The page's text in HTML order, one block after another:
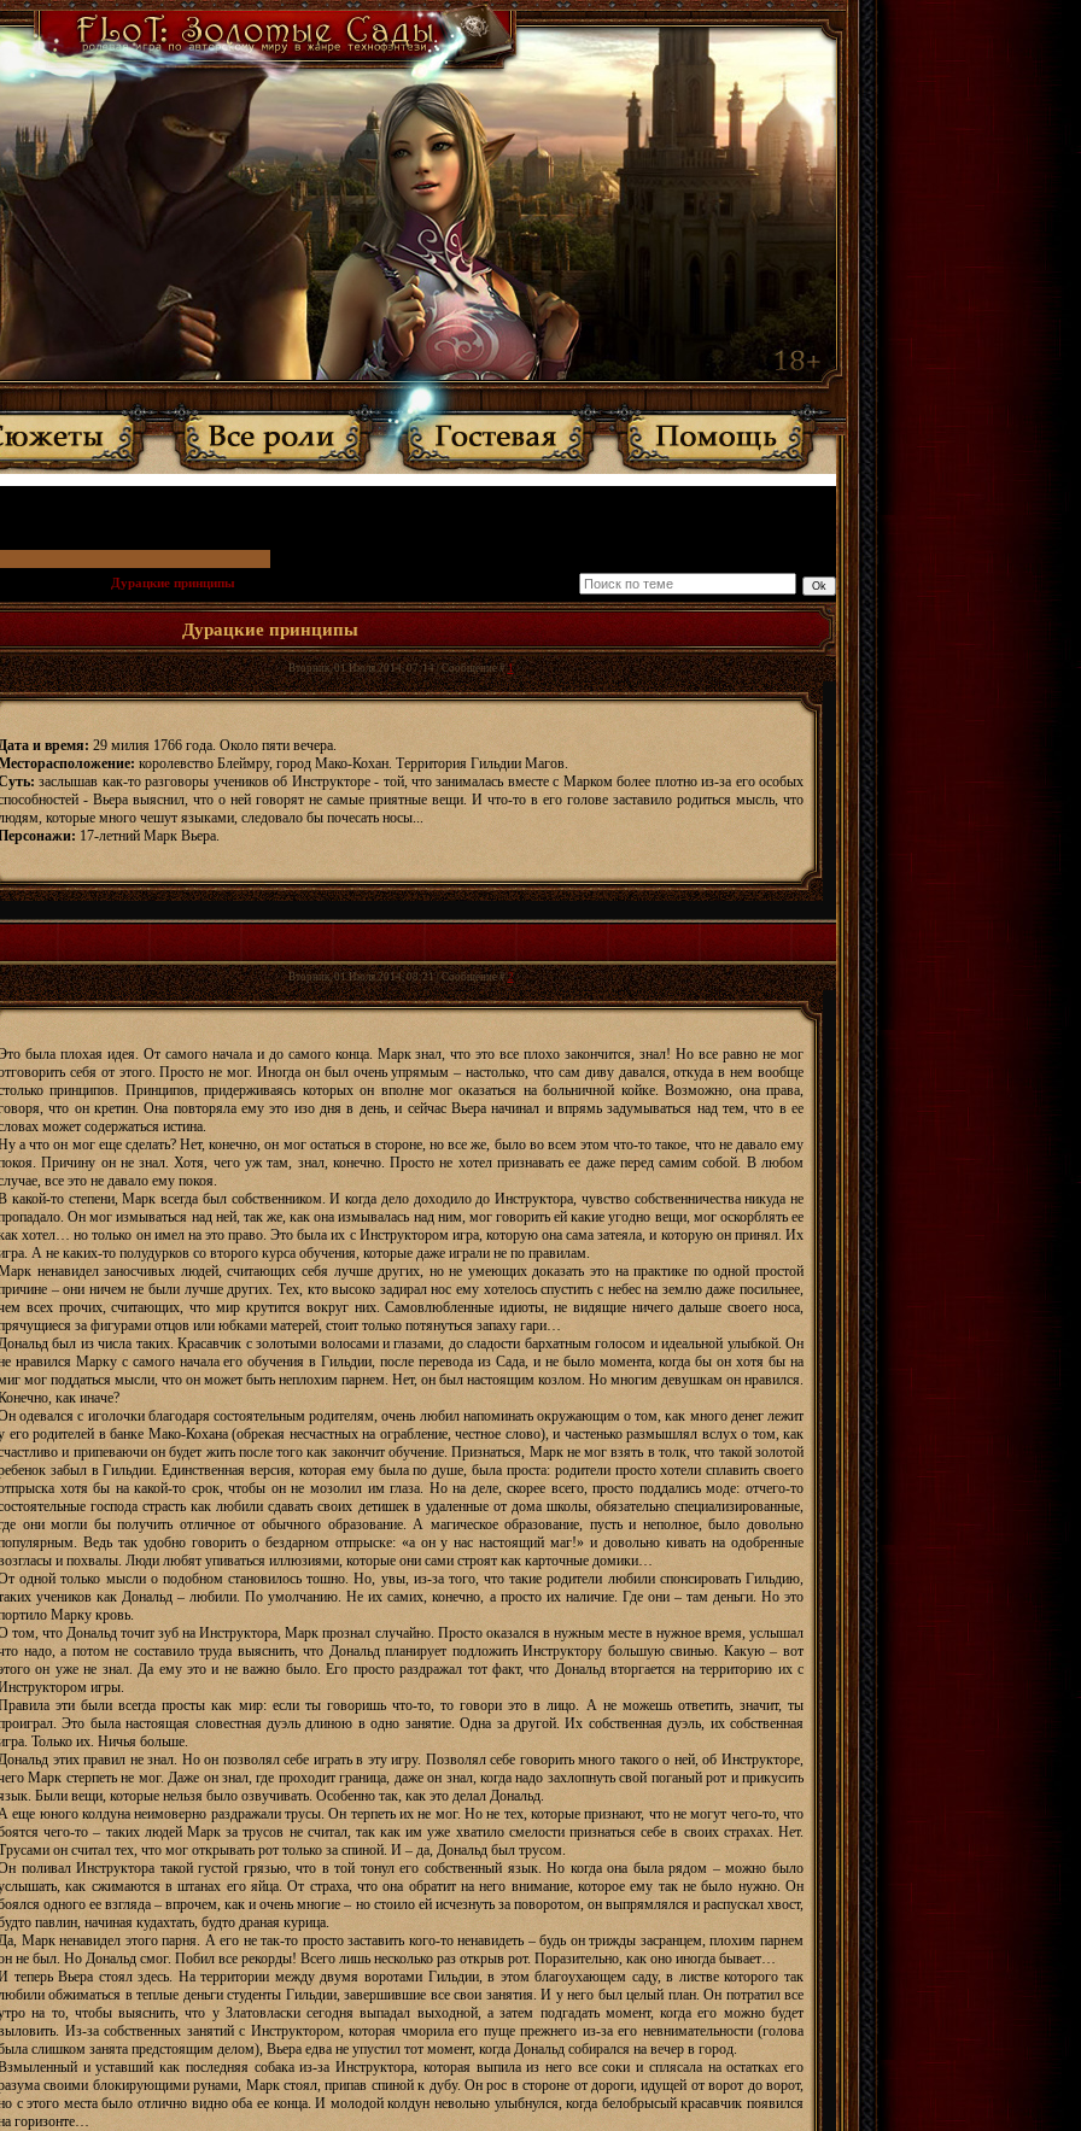
Дурацкие принципы
Дурацкие принципы
Вторник, 01 Июля 2014, 07:14 | Сообщение #1
и время: 29 милия 1766 года. Около пяти вечера.
королевство Блеймру, город Мако-Кохан. Территория Гильдии Магов.
заслышав как-то разговоры учеников об Инструкторе - той, что занималась вместе с Марком более плотно из-за его особых
- Вьера выяснил, что о ней говорят не самые приятные вещи. И что-то в его голове заставило родиться мысль, что
которые много чешут языками, следовало бы почесать носы...
17-летний Марк Вьера.
Вторник, 01 Июля 2014, 08:21 | Сообщение #2
была плохая идея. От самого начала и до самого конца. Марк знал, что это все плохо закончится, знал! Но все равно не мог
себя от этого. Просто не мог. Иногда он был очень упрямым – настолько, что сам диву давался, откуда в нем вообще
принципов. Принципов, придерживаясь которых он вполне мог оказаться на больничной койке. Возможно, она права,
что он кретин. Она повторяла ему это изо дня в день, и сейчас Вьера начинал и впрямь задумываться над тем, что в ее
может содержаться истина.
а что он мог еще сделать? Нет, конечно, он мог остаться в стороне, но все же, было во всем этом что-то такое, что не давало ему
Причину он не знал. Хотя, чего уж там, знал, конечно. Просто не хотел признавать ее даже перед самим собой. В любом
все это не давало ему покоя.
какой-то степени, Марк всегда был собственником. И когда дело доходило до Инструктора, чувство собственничества никуда не
Он мог измываться над ней, так же, как она измывалась над ним, мог говорить ей какие угодно вещи, мог оскорблять ее
хотел… но только он имел на это право. Это была их с Инструктором игра, которую она сама затеяла, и которую он принял. Их
А не каких-то полудурков со второго курса обучения, которые даже играли не по правилам.
ненавидел заносчивых людей, считающих себя лучше других, но не умеющих доказать это на практике по одной простой
– они ничем не были лучше других. Тех, кто высоко задирал нос ему хотелось спустить с небес на землю даже посильнее,
всех прочих, считающих, что мир крутится вокруг них. Самовлюбленные идиоты, не видящие ничего дальше своего носа,
за фигурами отцов или юбками матерей, стоит только потянуться запаху гари…
был из числа таких. Красавчик с золотыми волосами и глазами, до сладости бархатным голосом и идеальной улыбкой. Он
нравился Марку с самого начала его обучения в Гильдии, после перевода из Сада, и не было момента, когда бы он хотя бы на
мог поддаться мысли, что он может быть неплохим парнем. Нет, он был настоящим козлом. Но многим девушкам он нравился.
как иначе?
одевался с иголочки благодаря состоятельным родителям, очень любил напоминать окружающим о том, как много денег лежит
его родителей в банке Мако-Кохана (обрекая несчастных на ограбление, честное слово), и частенько размышлял вслух о том, как
и припеваючи он будет жить после того как закончит обучение. Признаться, Марк не мог взять в толк, что такой золотой
забыл в Гильдии. Единственная версия, которая ему была по душе, была проста: родители просто хотели сплавить своего
хотя бы на какой-то срок, чтобы он не мозолил им глаза. Но на деле, скорее всего, просто поддались моде: отчего-то
господа страсть как любили сдавать своих детишек в удаленные от дома школы, обязательно специализированные,
они могли бы получить отличное от обычного образование. А магическое образование, пусть и неполное, было довольно
Ведь так удобно говорить о бездарном отпрыске: «а он у нас настоящий маг!» и довольно кивать на одобренные
и похвалы. Люди любят упиваться иллюзиями, которые они сами строят как карточные домики…
одной только мысли о подобном становилось тошно. Но, увы, из-за того, что такие родители любили спонсировать Гильдию,
учеников как Дональд – любили. По умолчанию. Не их самих, конечно, а просто их наличие. Где они – там деньги. Но это
Марку кровь.
том, что Дональд точит зуб на Инструктора, Марк прознал случайно. Просто оказался в нужным месте в нужное время, услышал
надо, а потом не составило труда выяснить, что Дональд планирует подложить Инструктору большую свинью. Какую – вот
он уже не знал. Да ему это и не важно было. Его просто раздражал тот факт, что Дональд вторгается на территорию их с
игры.
эти были всегда просты как мир: если ты говоришь что-то, то говори это в лицо. А не можешь ответить, значит, ты
Это была настоящая словестная дуэль длиною в одно занятие. Одна за другой. Их собственная дуэль, их собственная
Только их. Ничья больше.
этих правил не знал. Но он позволял себе играть в эту игру. Позволял себе говорить много такого о ней, об Инструкторе,
Марк стерпеть не мог. Даже он знал, где проходит граница, даже он знал, когда надо захлопнуть свой поганый рот и прикусить
Были вещи, которые нельзя было озвучивать. Особенно так, как это делал Дональд.
еще юного колдуна неимоверно раздражали трусы. Он терпеть их не мог. Но не тех, которые признают, что не могут чего-то, что
чего-то – таких людей Марк за трусов не считал, так как им уже хватило смелости признаться себе в своих страхах. Нет.
он считал тех, что мог открывать рот только за спиной. И – да, Дональд был трусом.
поливал Инструктора такой густой грязью, что в той тонул его собственный язык. Но когда она была рядом – можно было
как сжимаются в штанах его яйца. От страха, что она обратит на него внимание, которое ему так не было нужно. Он
одного ее взгляда – впрочем, как и очень многие – но стоило ей исчезнуть за поворотом, он выпрямлялся и распускал хвост,
павлин, начиная кудахтать, будто драная курица.
Марк ненавидел этого парня. А его не так-то просто заставить кого-то ненавидеть – будь он трижды засранцем, плохим парнем
не был. Но Дональд смог. Побил все рекорды! Всего лишь несколько раз открыв рот. Поразительно, как оно иногда бывает…
теперь Вьера стоял здесь. На территории между двумя воротами Гильдии, в этом благоухающем саду, в листве которого так
обжиматься в теплые деньги студенты Гильдии, завершившие все свои занятия. И у него был целый план. Он потратил все
на то, чтобы выяснить, что у Златовласки сегодня выпадал выходной, а затем подгадать момент, когда его можно будет
Из-за собственных занятий с Инструктором, которая чморила его пуще прежнего из-за его невнимательности (голова
слишком занята предстоящим делом), Вьера едва не упустил тот момент, когда Дональд собирался на вечер в город.
и уставший как последняя собака из-за Инструктора, которая выпила из него все соки и сплясала на остатках его
своими блокирующими рунами, Марк стоял, припав спиной к дубу. Он рос в стороне от дороги, идущей от ворот до ворот,
с этого места было отлично видно оба ее конца. И молодой колдун невольно улыбнулся, когда белобрысый красавчик появился
горизонте…